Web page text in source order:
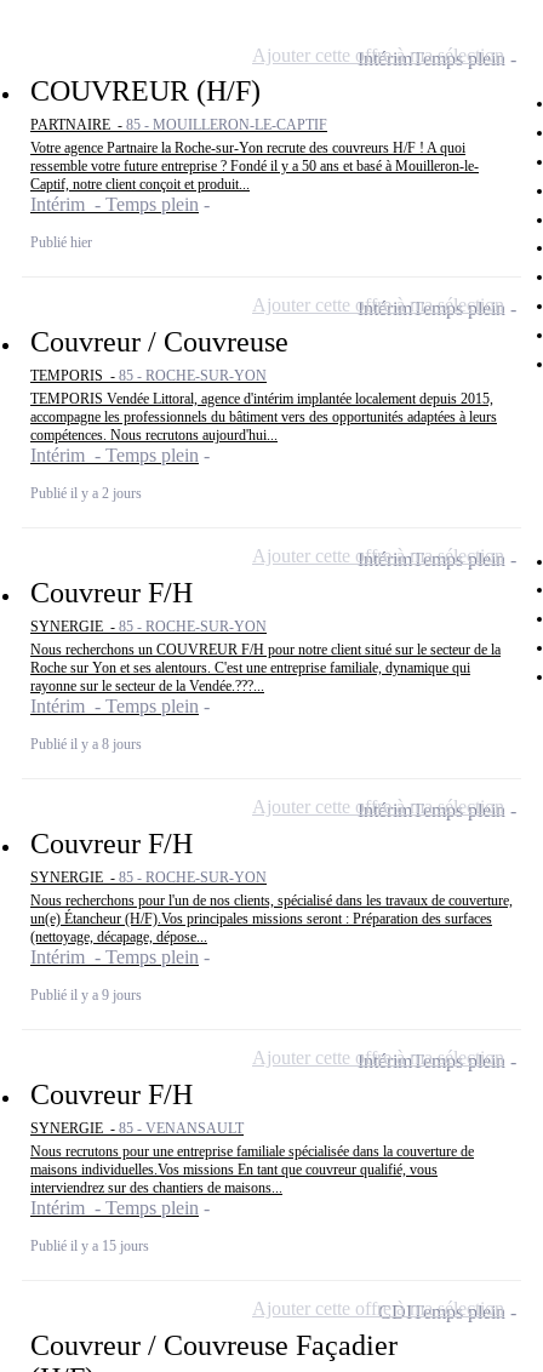
COUVREUR (H/F)
PARTNAIRE - 85 - MOUILLERON-LE-CAPTIF
Votre agence Partnaire la Roche-sur-Yon recrute des couvreurs H/F ! A quoi
ressemble votre future entreprise ? Fondé il y a 50 ans et basé à Mouilleron-le-
Captif, notre client conçoit et produit...
Intérim - Temps plein
Publié hier
IntérimTemps plein
Ajouter cette offre à ma sélection
Couvreur / Couvreuse
TEMPORIS - 85 - ROCHE-SUR-YON
TEMPORIS Vendée Littoral, agence d'intérim implantée localement depuis 2015,
accompagne les professionnels du bâtiment vers des opportunités adaptées à leurs
compétences. Nous recrutons aujourd'hui...
Intérim - Temps plein
Publié il y a 2 jours
IntérimTemps plein
Ajouter cette offre à ma sélection
Couvreur F/H
SYNERGIE - 85 - ROCHE-SUR-YON
Nous recherchons un COUVREUR F/H pour notre client situé sur le secteur de la
Roche sur Yon et ses alentours. C'est une entreprise familiale, dynamique qui
rayonne sur le secteur de la Vendée.???...
Intérim - Temps plein
Publié il y a 8 jours
IntérimTemps plein
Ajouter cette offre à ma sélection
Couvreur F/H
SYNERGIE - 85 - ROCHE-SUR-YON
Nous recherchons pour l'un de nos clients, spécialisé dans les travaux de couverture,
un(e) Étancheur (H/F).Vos principales missions seront : Préparation des surfaces
(nettoyage, décapage, dépose...
Intérim - Temps plein
Publié il y a 9 jours
IntérimTemps plein
Ajouter cette offre à ma sélection
Couvreur F/H
SYNERGIE - 85 - VENANSAULT
Nous recrutons pour une entreprise familiale spécialisée dans la couverture de
maisons individuelles.Vos missions En tant que couvreur qualifié, vous
interviendrez sur des chantiers de maisons...
Intérim - Temps plein
Publié il y a 15 jours
IntérimTemps plein
Ajouter cette offre à ma sélection
Couvreur / Couvreuse Façadier
CDITemps plein
Ajouter cette offre à ma sélection